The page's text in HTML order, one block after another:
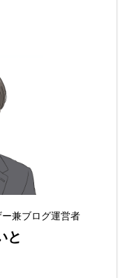
兼ブログ運営者
と